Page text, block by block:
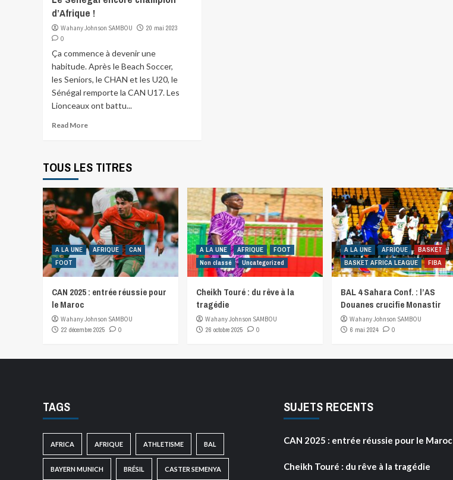
d’Afrique !
Wahany Johnson SAMBOU
20 mai 2023
0
Ça commence à devenir une
habitude. Après le Beach Soccer,
les Seniors, le CHAN et les U20, le
Sénégal remporte la CAN U17. Les
Lionceaux ont battu...
Read More
TOUS LES TITRES
A LA UNE AFRIQUE
CAN
FOOT
CAN 2025 : entrée réussie pour
le Maroc
Wahany Johnson SAMBOU
22 décembre 2025
0
A LA UNE AFRIQUE
FOOT
Non classé
Uncategorized
Cheikh Touré : du rêve à la
tragédie
Wahany Johnson SAMBOU
26 octobre 2025
0
A LA UNE AFRIQUE
BASKET
BASKET AFRICA LEAGUE
FIBA
BAL 4 Sahara Conf. : l’AS
Douanes crucifie Monastir
Wahany Johnson SAMBOU
6 mai 2024
0
TAGS
AFRICA AFRIQUE ATHLETISME BAL
BAYERN MUNICH BRÉSIL CASTER SEMENYA
SUJETS RECENTS
CAN 2025 : entrée réussie pour le Maroc
Cheikh Touré : du rêve à la tragédie